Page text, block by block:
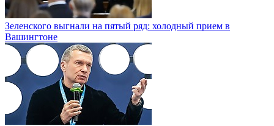
Зеленского выгнали на пятый ряд: холодный прием в
Вашингтоне